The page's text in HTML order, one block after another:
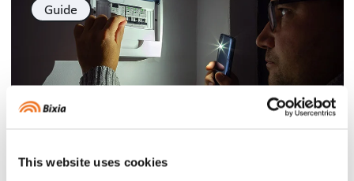
This website uses cookies
Guide
Bra att veta vid ett strömavbrott